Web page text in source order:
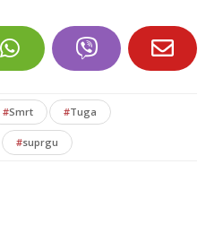
#Smrt #Tuga
#suprgu